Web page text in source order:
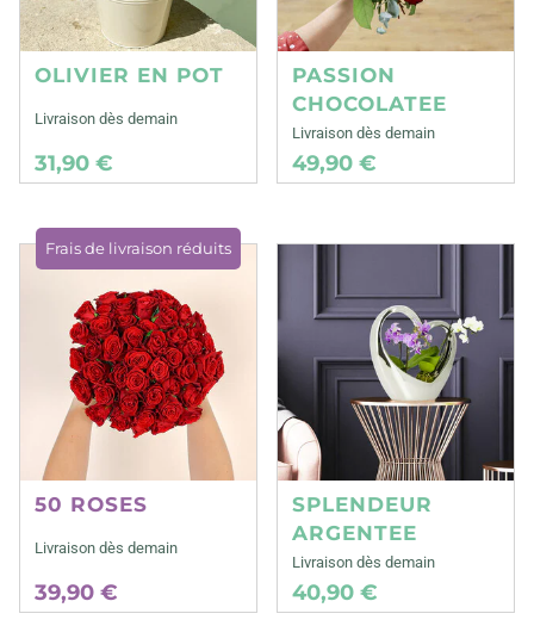
OLIVIER EN POT
Livraison dès demain
31,90 €
PASSION
CHOCOLATEE
Livraison dès demain
49,90 €
Frais de livraison réduits
50 ROSES
Livraison dès demain
39,90 €
SPLENDEUR
ARGENTEE
Livraison dès demain
40,90 €